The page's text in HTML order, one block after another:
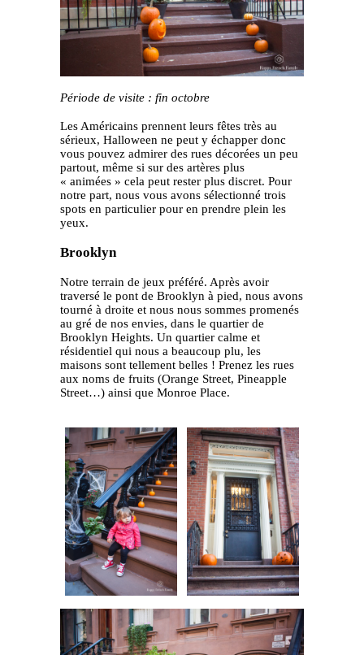
Période de visite : fin octobre
Les Américains prennent leurs fêtes très au
sérieux, Halloween ne peut y échapper donc
vous pouvez admirer des rues décorées un peu
partout, même si sur des artères plus
« animées » cela peut rester plus discret. Pour
notre part, nous vous avons sélectionné trois
spots en particulier pour en prendre plein les
yeux.
Brooklyn
Notre terrain de jeux préféré. Après avoir
traversé le pont de Brooklyn à pied, nous avons
tourné à droite et nous nous sommes promenés
au gré de nos envies, dans le quartier de
Brooklyn Heights. Un quartier calme et
résidentiel qui nous a beaucoup plu, les
maisons sont tellement belles ! Prenez les rues
aux noms de fruits (Orange Street, Pineapple
Street…) ainsi que Monroe Place.